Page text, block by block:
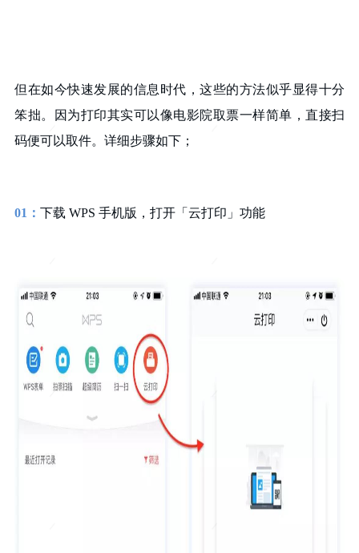
但在如今快速发展的信息时代，这些的方法似乎显得十分
笨拙。因为打印其实可以像电影院取票一样简单，直接扫
码便可以取件。详细步骤如下；
01： 下载 WPS 手机版，打开「云打印」功能